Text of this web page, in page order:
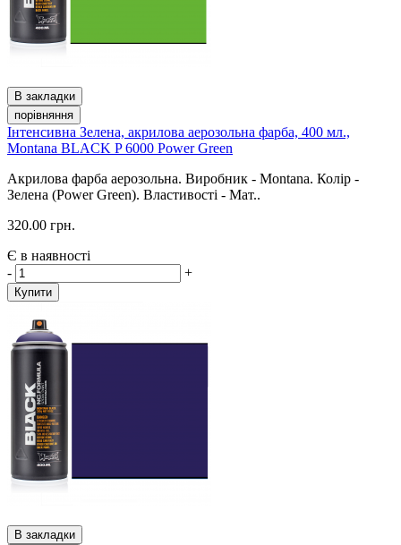
В закладки
порівняння
Інтенсивна Зелена, акрилова аерозольна фарба, 400 мл.,
Montana BLACK P 6000 Power Green
Акрилова фарба аерозольна. Виробник - Montana. Колір -
Зелена (Power Green). Властивості - Мат..
320.00 грн.
Є в наявності
-
+
Купити
В закладки